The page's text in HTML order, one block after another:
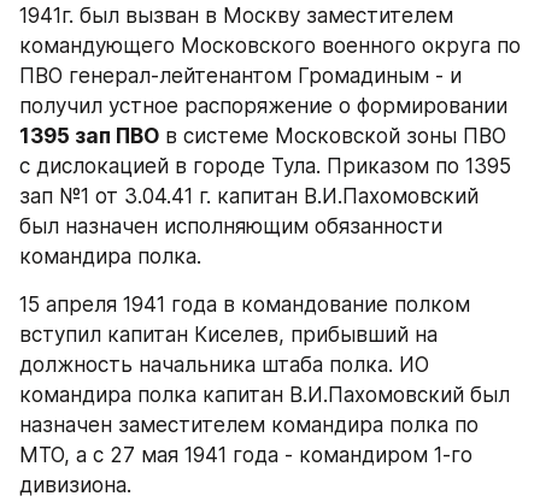
1941г. был вызван в Москву заместителем
командующего Московского военного округа по
ПВО генерал-лейтенантом Громадиным - и
1395 зап ПВО в системе Московской зоны ПВО
с дислокацией в городе Тула. Приказом по 1395
зап №1 от 3.04.41 г. капитан В.И.Пахомовский
был назначен исполняющим обязанности
командира полка.
15 апреля 1941 года в командование полком
вступил капитан Киселев, прибывший на
должность начальника штаба полка. ИО
командира полка капитан В.И.Пахомовский был
назначен заместителем командира полка по
МТО, а с 27 мая 1941 года - командиром 1-го
дивизиона.